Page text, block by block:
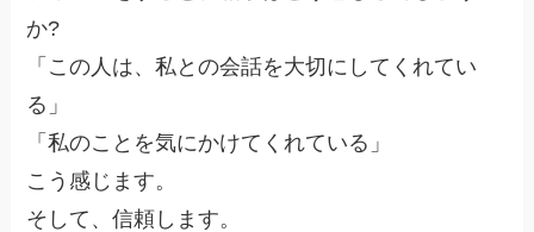
か?
「この人は、私との会話を大切にしてくれてい
る」
「私のことを気にかけてくれている」
こう感じます。
そして、信頼します。